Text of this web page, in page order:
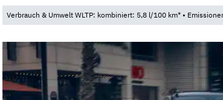
Verbrauch & Umwelt WLTP: kombiniert: 5,8 l/100 km* •